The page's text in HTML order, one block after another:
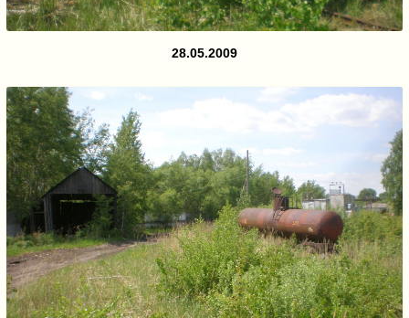
28.05.2009